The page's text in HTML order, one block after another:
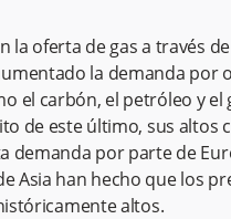
la oferta de gas a través de
la demanda por
el carbón, el petróleo y el
de este último, sus altos
demanda por parte de
Asia han hecho que los
altos.